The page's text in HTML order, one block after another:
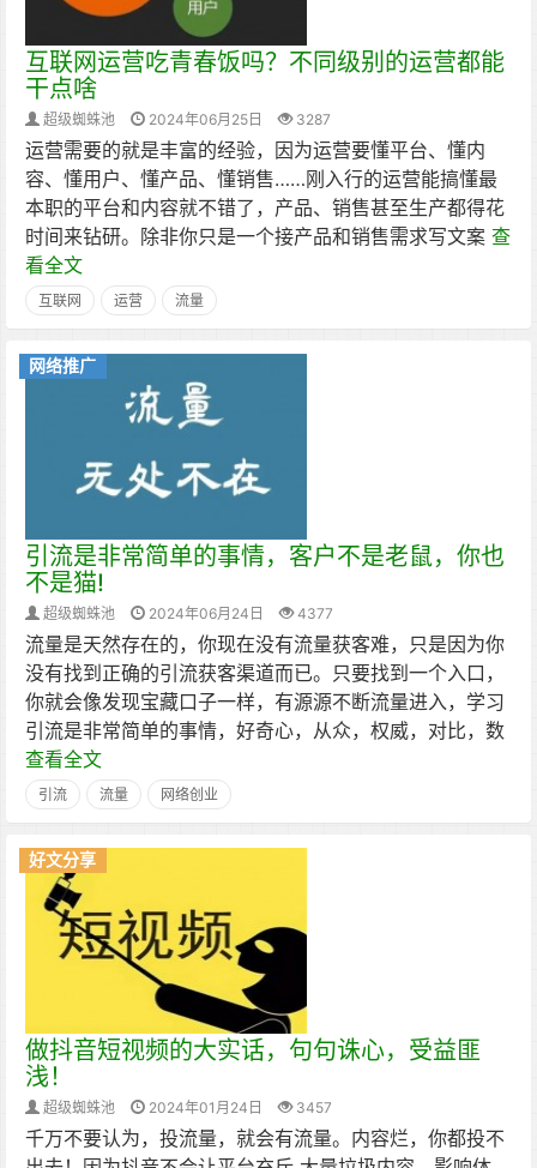
互联网运营吃青春饭吗？不同级别的运营都能
干点啥
超级蜘蛛池 2024年06月25日 3287
运营需要的就是丰富的经验，因为运营要懂平台、懂内
容、懂用户、懂产品、懂销售……刚入行的运营能搞懂最
本职的平台和内容就不错了，产品、销售甚至生产都得花
时间来钻研。除非你只是一个接产品和销售需求写文案 查
看全文
互联网 运营 流量
网络推广
引流是非常简单的事情，客户不是老鼠，你也
不是猫!
超级蜘蛛池 2024年06月24日 4377
流量是天然存在的，你现在没有流量获客难，只是因为你
没有找到正确的引流获客渠道而已。只要找到一个入口，
你就会像发现宝藏口子一样，有源源不断流量进入，学习
引流是非常简单的事情，好奇心，从众，权威，对比，数
查看全文
引流 流量 网络创业
好文分享
做抖音短视频的大实话，句句诛心，受益匪
浅！
超级蜘蛛池 2024年01月24日 3457
千万不要认为，投流量，就会有流量。内容烂，你都投不